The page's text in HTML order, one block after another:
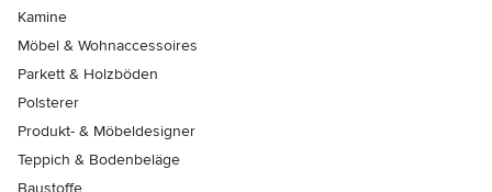
Kamine
Möbel & Wohnaccessoires
Parkett & Holzböden
Polsterer
Produkt- & Möbeldesigner
Teppich & Bodenbeläge